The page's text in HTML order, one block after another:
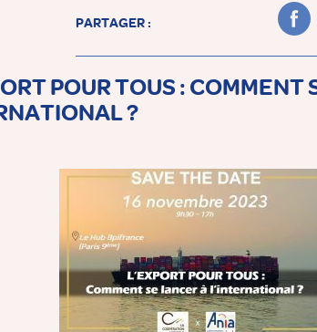
PARTAGER :
POUR TOUS : COMMENT
?